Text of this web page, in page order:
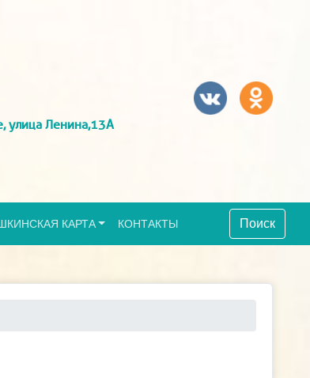
улица Ленина,13А
КАРТА КОНТАКТЫ Поиск